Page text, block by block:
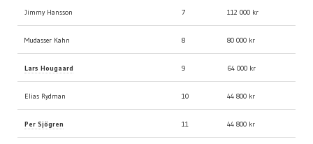
Jimmy Hansson 7 112 000 kr
Mudasser Kahn 8 80 000 kr
Lars Hougaard 9 64 000 kr
Elias Rydman 10 44 800 kr
Per Sjögren 11 44 800 kr